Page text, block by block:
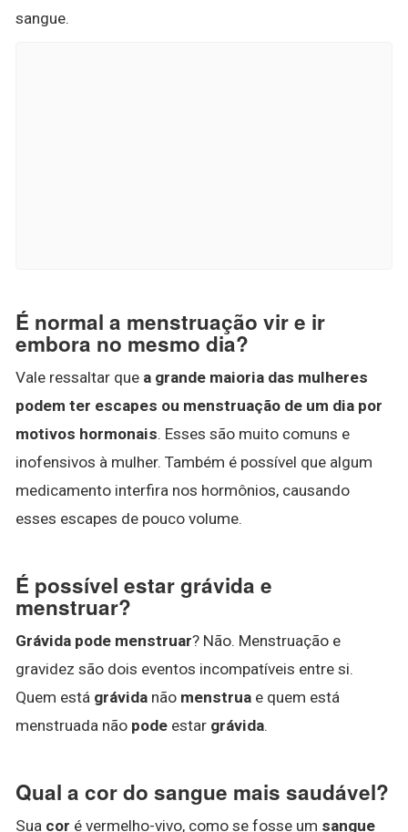
sangue.
É normal a menstruação vir e ir
embora no mesmo dia?
Vale ressaltar que a grande maioria das mulheres
podem ter escapes ou menstruação de um dia por
motivos hormonais. Esses são muito comuns e
inofensivos à mulher. Também é possível que algum
medicamento interfira nos hormônios, causando
esses escapes de pouco volume.
É possível estar grávida e
menstruar?
Grávida pode menstruar? Não. Menstruação e
gravidez são dois eventos incompatíveis entre si.
Quem está grávida não menstrua e quem está
menstruada não pode estar grávida.
Qual a cor do sangue mais saudável?
Sua cor é vermelho-vivo, como se fosse um sangue